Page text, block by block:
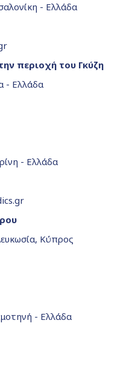
- Ελλάδα
περιοχή του Γκύζη
- Ελλάδα
- Ελλάδα
Κύπρος
- Ελλάδα